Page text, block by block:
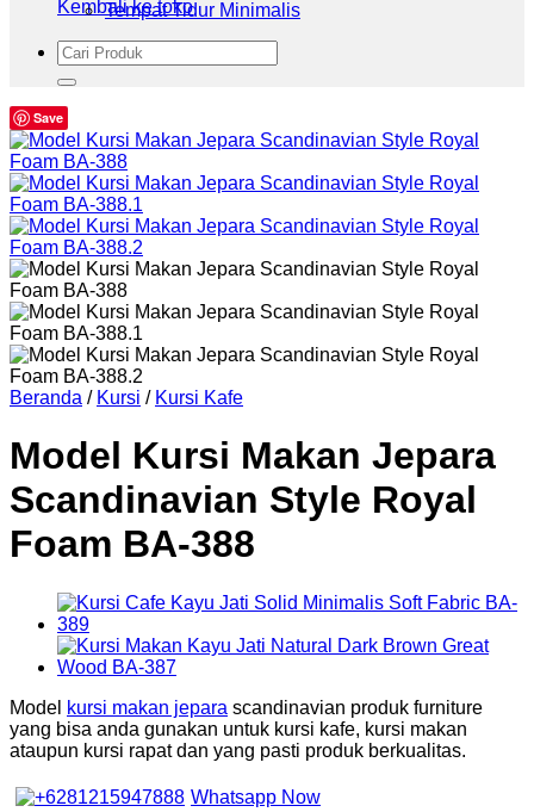
Kembali ke toko
Tempat Tidur Minimalis
Pencarian
untuk:
Save
Beranda / Kursi / Kursi Kafe
Model Kursi Makan Jepara
Scandinavian Style Royal
Foam BA-388
Model kursi makan jepara scandinavian produk furniture
yang bisa anda gunakan untuk kursi kafe, kursi makan
ataupun kursi rapat dan yang pasti produk berkualitas.
Whatsapp Now